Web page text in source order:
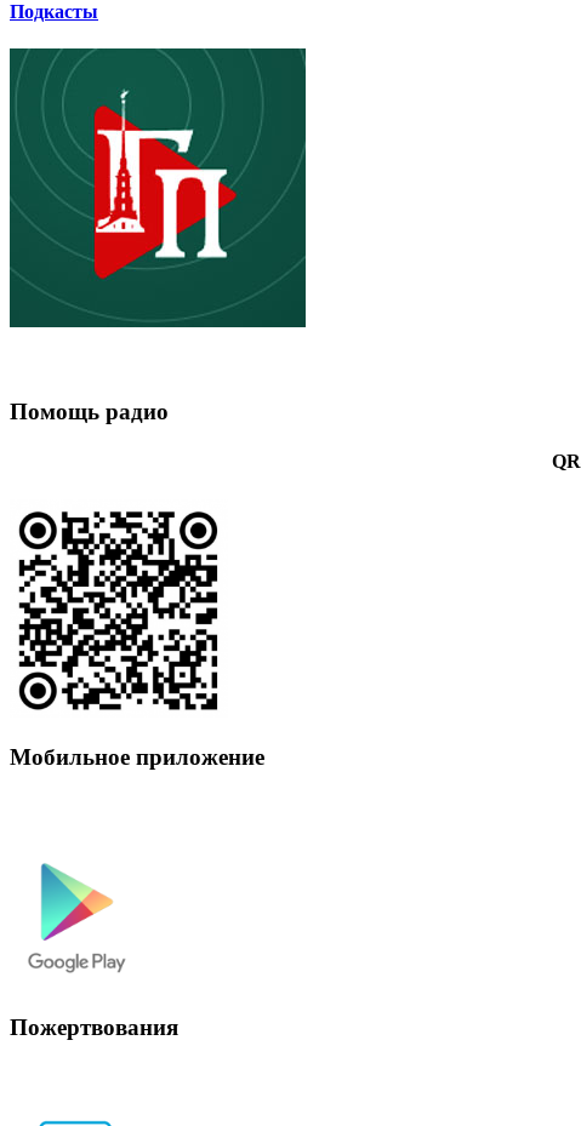
Подкасты
Помощь радио
Мобильное приложение
Пожертвования